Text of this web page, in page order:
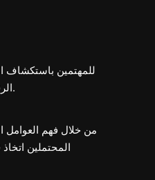
للمهتمين باستكشاف
الرقم (+971 800 0357 70048) للحصول على عرض سعر مفصل يناسب احتياجاتكم وتفضيلاتكم.
من خلال فهم العوامل
المحتملين